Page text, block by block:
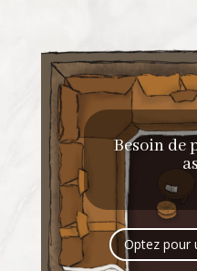
Besoin de
Optez pour